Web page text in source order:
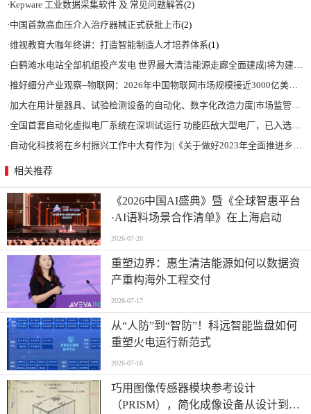
·Kepware 工业数据采集软件 及 常见问题解答(2)
·中国首款高血压介入治疗器械正式获批上市(2)
·维视教育大咖年终讲：打造智能制造人才培养体系(1)
·白鹤滩水电站全部机组投产发电 世界最大清洁能源走廊全面建成|将为建设新型能源体系、保障国家能源安全、实现“双碳”目标提供有力支撑
·推好细分产业观察--物联网：2026年中国物联网市场规模接近3000亿美元 智慧工厂、智慧城市、智慧电网等将占60%以上
·加大在用计量器具、试验检测设备的自动化、数字化改造力度|市场监管总局 工业和信息化部 关于促进企业计量能力提升的指导意见
·全国首套自动化虚拟电厂系统在深圳试运行 功能匹敌大型电厂，已入选国际典型案例
· 自动化科技将在乡村振兴工作中大有作为|《关于做好2023年全面推进乡村振兴重点工作的意见》发布
相关推荐
《2026中国AI盛典》暨《全球智惠平台
·AI语料场景合作清单》在上海启动
2026-07-20
重塑边界：惠生清洁能源如何以数据资
产重构海外工程交付
2026-07-17
从“人防”到“智防”！科远智能监盘如何
重塑火电运行新范式
2026-07-16
巧用图像传感器模块参考设计
（PRISM），简化成像设备从设计到制